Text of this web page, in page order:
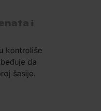
i
kontroliše
da
šasije.